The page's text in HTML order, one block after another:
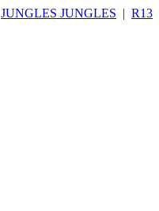
JUNGLES JUNGLES | R13